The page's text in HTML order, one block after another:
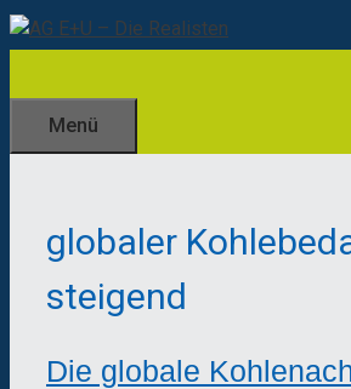
Zum
Inhalt
Menü
globaler
steigend
Die globale